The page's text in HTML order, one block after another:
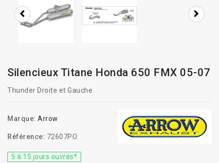
Silencieux Titane Honda 650 FMX 05-07
Thunder Droite et Gauche
Marque: Arrow
Référence: 72607PO
5 à 15 jours ouvrés*